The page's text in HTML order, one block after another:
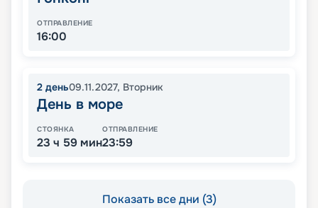
ОТПРАВЛЕНИЕ
16:00
2 день09.11.2027, Вторник
День в море
СТОЯНКА
23 ч 59 мин
ОТПРАВЛЕНИЕ
23:59
Показать все дни (3)